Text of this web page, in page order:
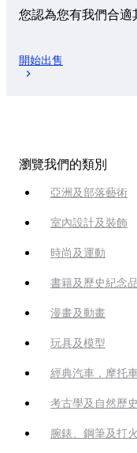
您認為您有我們合適
開始出售
瀏覽我們的類別
亞洲及部落藝術
室內設計及裝飾
時尚及運動
書籍及歷史紀念品
漫畫及動畫
玩具及模型
經典汽車，摩托
考古學及自然歷史
腕錶、鋼筆及打